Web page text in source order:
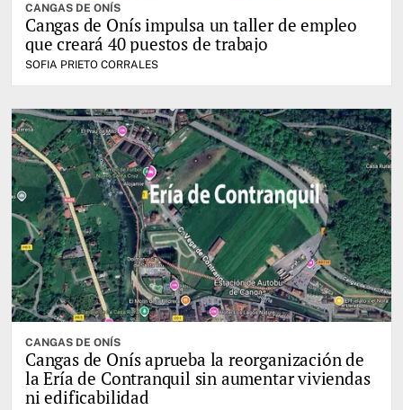
CANGAS DE ONÍS
Cangas de Onís impulsa un taller de empleo
que creará 40 puestos de trabajo
SOFIA PRIETO CORRALES
CANGAS DE ONÍS
Cangas de Onís aprueba la reorganización de
la Ería de Contranquil sin aumentar viviendas
ni edificabilidad